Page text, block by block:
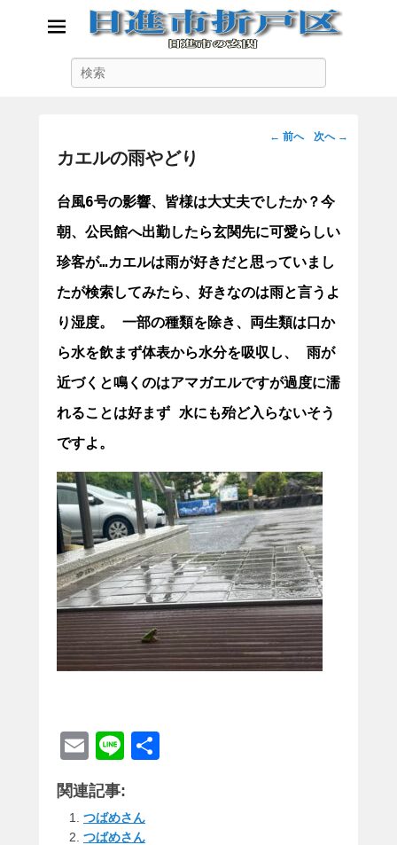
日進市折戸区
投
ビ
ゲ
ー
ョ
ン
← 前へ 次へ →
カエルの雨やどり
台風6号の影響、皆様は大丈夫でしたか？今
朝、公民館へ出勤したら玄関先に可愛らしい
珍客が…カエルは雨が好きだと思っていまし
たが検索してみたら、 好きなのは雨と言うよ
り湿度。 一部の種類を除き、両生類は口か
ら水を飲まず体表から水分を吸収し、 雨が
近づくと鳴くのはアマガエルですが過度に濡
れることは好まず 水にも殆ど入らないそう
ですよ。
E
m
ail
Li
e
関連記事:
つばめさん
つばめさん